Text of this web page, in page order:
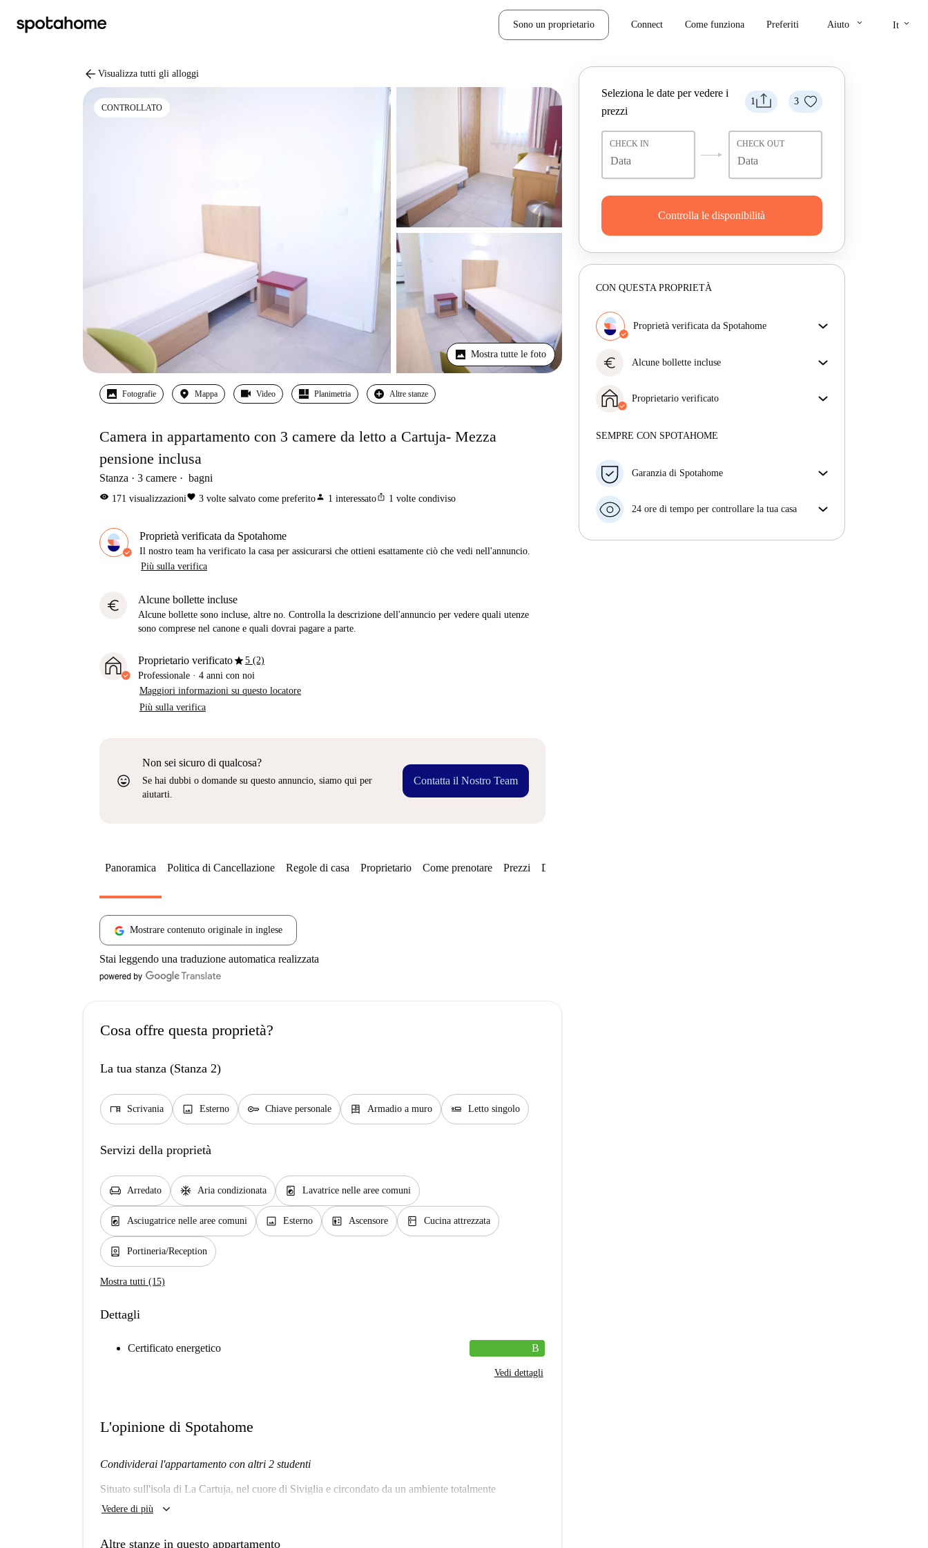
Sono un proprietario Connect Come funziona Preferiti Aiuto keyboard_arrow_down It keyboard_arrow_down
arrow_back Visualizza tutti gli alloggi
CONTROLLATO
Mostra tutte le foto
Fotografie Mappa Video Planimetria Altre stanze
Camera in appartamento con 3 camere da letto a Cartuja- Mezza
pensione inclusa
Stanza 3 camere bagni
visibility 171 visualizzazionifavorite 3 volte salvato come preferitoperson 1 interessatoios_share 1 volte condiviso
Proprietà verificata da Spotahome
Il nostro team ha verificato la casa per assicurarsi che ottieni esattamente ciò che vedi nell'annuncio.
Più sulla verifica
euro Alcune bollette incluse
Alcune bollette sono incluse, altre no. Controlla la descrizione dell'annuncio per vedere quali utenze
sono comprese nel canone e quali dovrai pagare a parte.
Proprietario verificatostar5 (2)
Professionale · 4 anni con noi
Maggiori informazioni su questo locatore
Più sulla verifica
sentiment_very_satisfied
Non sei sicuro di qualcosa?
Se hai dubbi o domande su questo annuncio, siamo qui per
aiutarti.
Contatta il Nostro Team
1 3
Seleziona le date per vedere i
prezzi
CHECK IN CHECK OUT
Controlla le disponibilità
CON QUESTA PROPRIETÀ
Proprietà verificata da Spotahome
ottieni esattamente ciò che vedi nell'annuncio.
euro Alcune bollette incluse
descrizione dell'annuncio per vedere quali utenze
sono comprese nel canone e quali dovrai pagare a
Proprietario verificato
Maggiori informazioni su questo locatore
SEMPRE CON SPOTAHOME
Garanzia di Spotahome
con breve preavviso, noi A) ti pagheremo un hotel e
B) ti rimborseremo totalmente
24 ore di tempo per controllare la tua casa
Panoramica Politica di Cancellazione Regole di casa Proprietario Come prenotare Prezzi Disponibilità
Mostrare contenuto originale in inglese
Stai leggendo una traduzione automatica realizzata
Cosa offre questa proprietà?
La tua stanza (Stanza 2)
desk Scrivania image Esterno key Chiave personale dresser Armadio a muro airline_seat_flat Letto singolo
Servizi della proprietà
chair Arredato ac_unit Aria condizionata local_laundry_service Lavatrice nelle aree comuni
local_laundry_service Asciugatrice nelle aree comuni image Esterno elevator Ascensore kitchen Cucina attrezzata
person_book Portineria/Reception
Mostra tutti (15)
Dettagli
Certificato energetico B
Vedi dettagli
L'opinione di Spotahome
Condividerai l'appartamento con altri 2 studenti
Situato sull'isola di La Cartuja, nel cuore di Siviglia e circondato da un ambiente totalmente
universitario. Troverai i servizi migliori e più moderni: sala completamente attrezzata, ristorante, sala
Vedere di più keyboard_arrow_down
Altre stanze in questo appartamento